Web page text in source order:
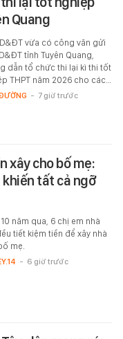
Quang
vừa có công văn gửi
tỉnh Tuyên Quang,
dẫn tổ chức thi lại kì thi tốt
THPT năm 2026 cho các…
- 7 giờ trước
xây cho bố mẹ:
khiến tất cả ngỡ
năm qua, 6 chị em nhà
tiết kiệm tiền để xây nhà
mẹ.
- 6 giờ trước